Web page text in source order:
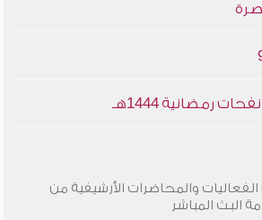
رمضانية 1444هـ
والمحاضرات الأرشيفية من
البث المباشر